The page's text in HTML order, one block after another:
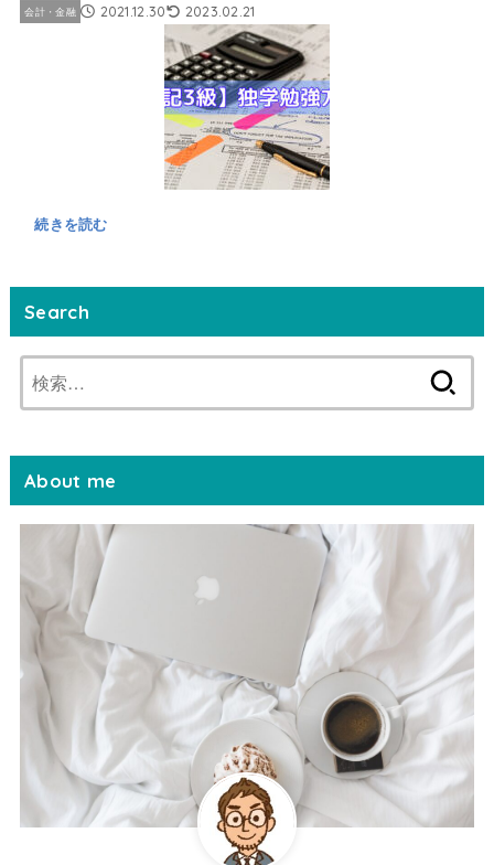
会計・金融 2021.12.30 2023.02.21
続きを読む
Search
索:
About me